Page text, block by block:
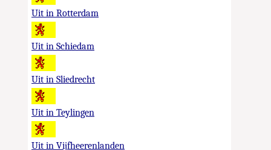
Uit in Rotterdam
Uit in Schiedam
Uit in Sliedrecht
Uit in Teylingen
Uit in Vijfheerenlanden